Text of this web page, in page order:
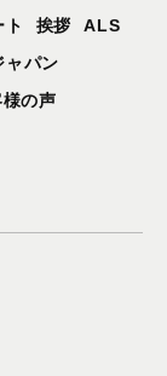
ト 挨拶
ALS
ャパン
の声